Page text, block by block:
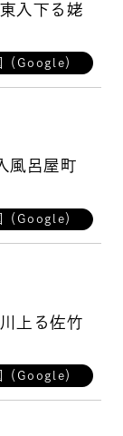
入下る姥
（Google）
風呂屋町
（Google）
上る佐竹
（Google）